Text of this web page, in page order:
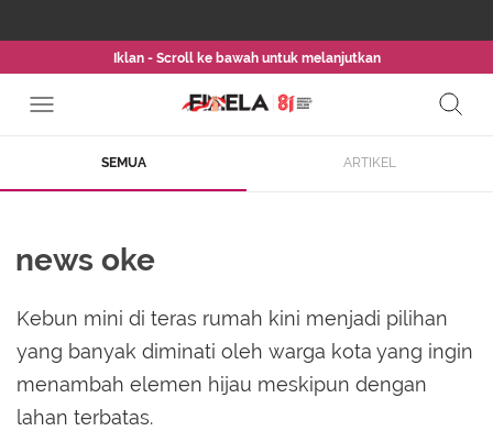
Iklan - Scroll ke bawah untuk melanjutkan
SEMUA ARTIKEL
news oke
Kebun mini di teras rumah kini menjadi pilihan
yang banyak diminati oleh warga kota yang ingin
menambah elemen hijau meskipun dengan
lahan terbatas.